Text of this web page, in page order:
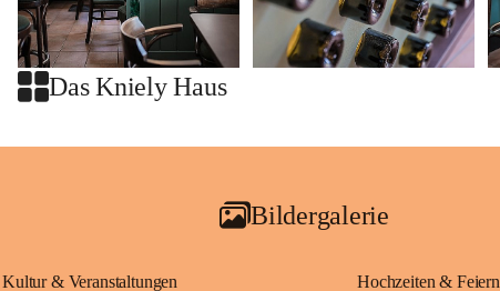
Das Kniely Haus
Bildergalerie
Kultur & Veranstaltungen Hochzeiten & Feiern